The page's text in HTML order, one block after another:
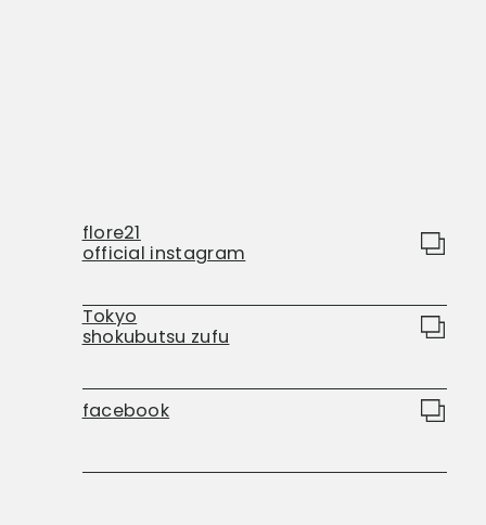
flore21
official instagram
Tokyo
shokubutsu zufu
facebook